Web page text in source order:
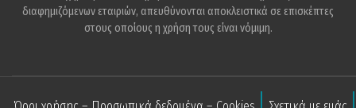
διαφημιζόμενων εταιριών, απευθύνονται αποκλειστικά σε επισκέπτες
στους οποίους η χρήση τους είναι νόμιμη.